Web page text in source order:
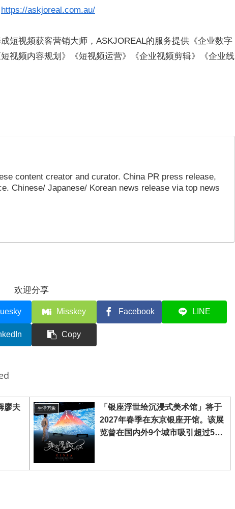
https://askjoreal.com.au/
短视频获客营销大师，ASKJOREAL的服务提供《企业数字
视频内容规划》《短视频运营》《企业视频剪辑》《企业线
content creator and curator. China PR press release,
Chinese/ Japanese/ Korean news release via top news
欢迎分享
Misskey Facebook LINE
Copy
廖夫
生活万象
「银座浮世绘沉浸式美术馆」将于
2027年春季在东京银座开馆。该展
览曾在国内外9个城市吸引超过50